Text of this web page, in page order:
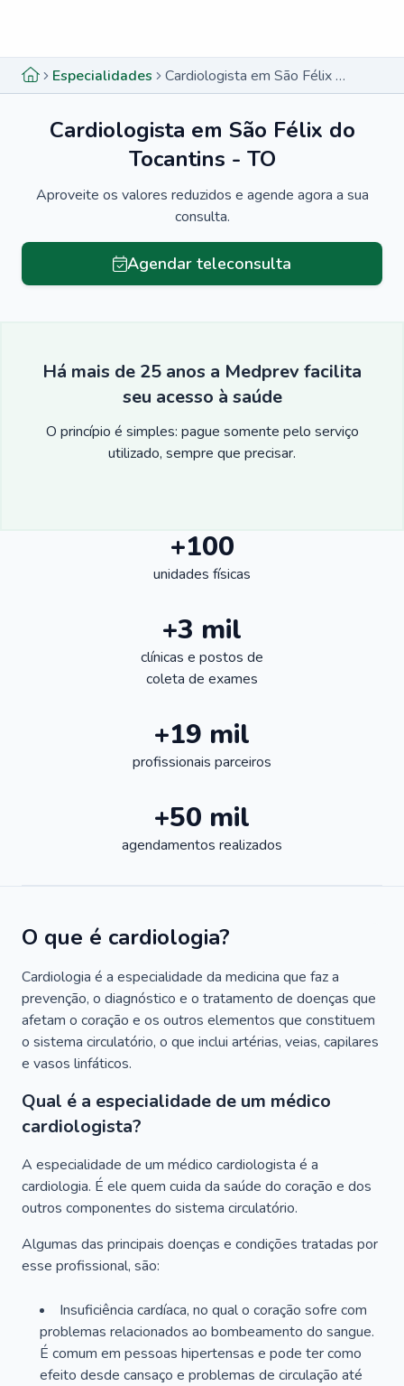
Especialidades Cardiologista em São Félix do Tocantins - TO
Cardiologista em São Félix do
Tocantins - TO
Aproveite os valores reduzidos e agende agora a sua
consulta.
Agendar teleconsulta
Há mais de 25 anos a Medprev facilita
seu acesso à saúde
O princípio é simples: pague somente pelo serviço
utilizado, sempre que precisar.
+100
unidades físicas
+3 mil
clínicas e postos de
coleta de exames
+19 mil
profissionais parceiros
+50 mil
agendamentos realizados
O que é cardiologia?
Cardiologia é a especialidade da medicina que faz a
prevenção, o diagnóstico e o tratamento de doenças que
afetam o coração e os outros elementos que constituem
o sistema circulatório, o que inclui artérias, veias, capilares
e vasos linfáticos.
Qual é a especialidade de um médico
cardiologista?
A especialidade de um médico cardiologista é a
cardiologia. É ele quem cuida da saúde do coração e dos
outros componentes do sistema circulatório.
Algumas das principais doenças e condições tratadas por
esse profissional, são:
Insuficiência cardíaca, no qual o coração sofre com
problemas relacionados ao bombeamento do sangue.
É comum em pessoas hipertensas e pode ter como
efeito desde cansaço e problemas de circulação até